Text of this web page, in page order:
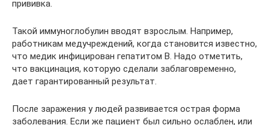
прививка.
Такой иммуноглобулин вводят взрослым. Например,
работникам медучреждений, когда становится известно,
что медик инфицирован гепатитом В. Надо отметить,
что вакцинация, которую сделали заблаговременно,
дает гарантированный результат.
После заражения у людей развивается острая форма
заболевания. Если же пациент был сильно ослаблен, или